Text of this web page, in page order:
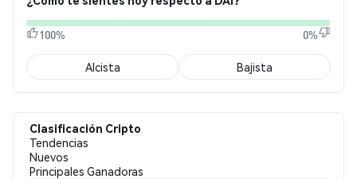
100% 0%
Alcista Bajista
Clasificación Cripto
Tendencias
Nuevos
Principales Ganadoras